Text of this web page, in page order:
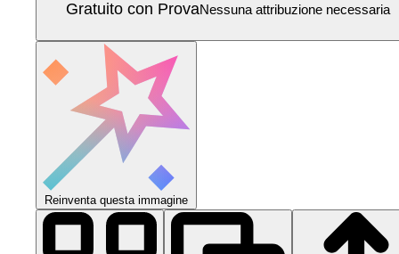
Gratuito con ProvaNessuna attribuzione necessaria
Reinventa questa immagine